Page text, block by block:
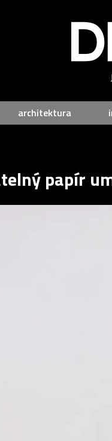
architektura
papír